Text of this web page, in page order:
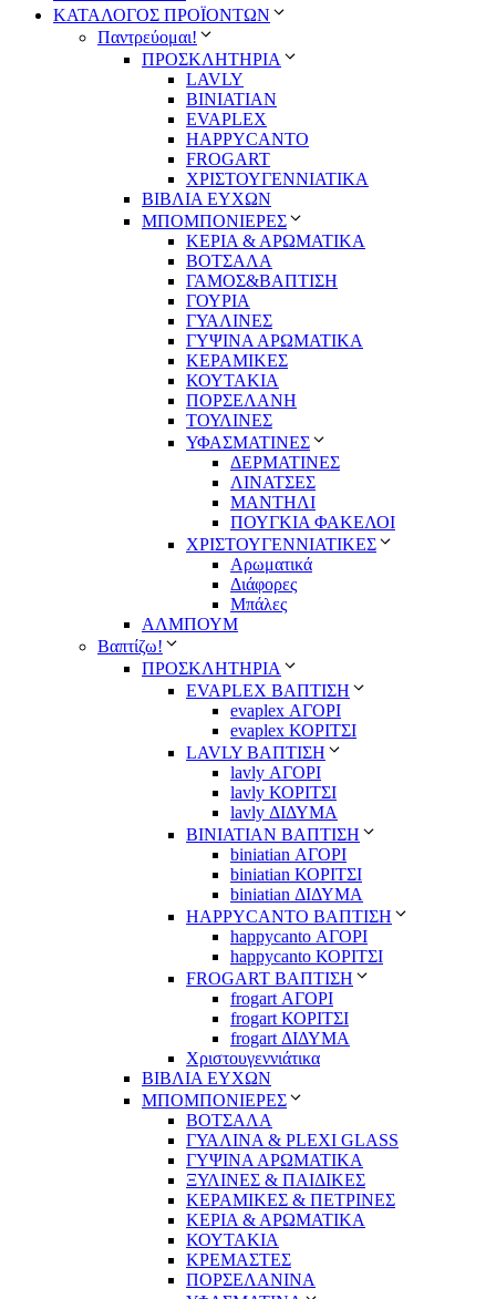
ΚΑΤΑΛΟΓΟΣ ΠΡΟΪΟΝΤΩΝ
Παντρεύομαι!
ΠΡΟΣΚΛΗΤΗΡΙΑ
LAVLY
BINIATIAN
EVAPLEX
HAPPYCANTO
FROGART
ΧΡΙΣΤΟΥΓΕΝΝΙΑΤΙΚΑ
ΒΙΒΛΙΑ ΕΥΧΩΝ
ΜΠΟΜΠΟΝΙΕΡΕΣ
ΚΕΡΙΑ & ΑΡΩΜΑΤΙΚΑ
ΒΟΤΣΑΛΑ
ΓΑΜΟΣ&ΒΑΠΤΙΣΗ
ΓΟΥΡΙΑ
ΓΥΑΛΙΝΕΣ
ΓΥΨΙΝΑ ΑΡΩΜΑΤΙΚΑ
ΚΕΡΑΜΙΚΕΣ
ΚΟΥΤΑΚΙΑ
ΠΟΡΣΕΛΑΝΗ
ΤΟΥΛΙΝΕΣ
ΥΦΑΣΜΑΤΙΝΕΣ
ΔΕΡΜΑΤΙΝΕΣ
ΛΙΝΑΤΣΕΣ
ΜΑΝΤΗΛΙ
ΠΟΥΓΚΙΑ ΦΑΚΕΛΟΙ
ΧΡΙΣΤΟΥΓΕΝΝΙΑΤΙΚΕΣ
Αρωματικά
Διάφορες
Μπάλες
ΑΛΜΠΟΥΜ
Βαπτίζω!
ΠΡΟΣΚΛΗΤΗΡΙΑ
EVAPLEX ΒΑΠΤΙΣΗ
evaplex ΑΓΟΡΙ
evaplex ΚΟΡΙΤΣΙ
LAVLY ΒΑΠΤΙΣΗ
lavly ΑΓΟΡΙ
lavly ΚΟΡΙΤΣΙ
lavly ΔΙΔΥΜΑ
ΒΙΝΙΑΤΙΑΝ ΒΑΠΤΙΣΗ
biniatian ΑΓΟΡΙ
biniatian ΚΟΡΙΤΣΙ
biniatian ΔΙΔΥΜΑ
HAPPYCANTO ΒΑΠΤΙΣΗ
happycanto ΑΓΟΡΙ
happycanto ΚΟΡΙΤΣΙ
FROGART ΒΑΠΤΙΣΗ
frogart ΑΓΟΡΙ
frogart ΚΟΡΙΤΣΙ
frogart ΔΙΔΥΜΑ
Χριστουγεννιάτικα
ΒΙΒΛΙΑ ΕΥΧΩΝ
ΜΠΟΜΠΟΝΙΕΡΕΣ
ΒΟΤΣΑΛΑ
ΓΥΑΛΙΝΑ & PLEXI GLASS
ΓΥΨΙΝΑ ΑΡΩΜΑΤΙΚΑ
ΞΥΛΙΝΕΣ & ΠΑΙΔΙΚΕΣ
ΚΕΡΑΜΙΚΕΣ & ΠΕΤΡΙΝΕΣ
ΚΕΡΙΑ & ΑΡΩΜΑΤΙΚΑ
ΚΟΥΤΑΚΙΑ
ΚΡΕΜΑΣΤΕΣ
ΠΟΡΣΕΛΑΝΙΝΑ